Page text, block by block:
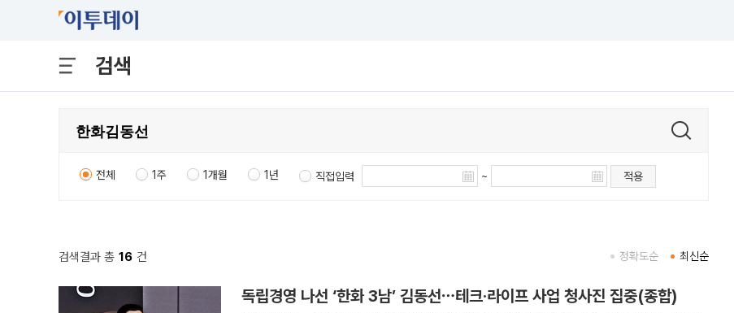
검색
전체 1주 1개월 1년 직접입력 ~ 적용
검색결과 총 16 건 최신순
정확도순
독립경영 나선 ‘한화 3남’ 김동선⋯테크·라이프 사업 청사진 집중(종합)